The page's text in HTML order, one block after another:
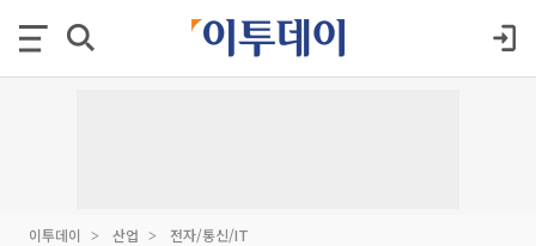
이투데이 산업 전자/통신/IT